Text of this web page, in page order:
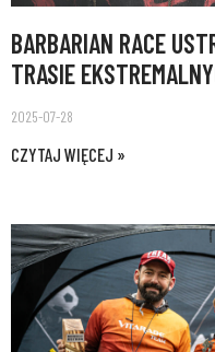
BARBARIAN RACE
TRASIE
2025-07-28
CZYTAJ WIĘCEJ »